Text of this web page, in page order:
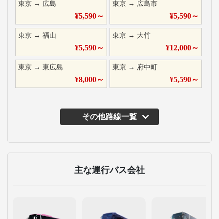
東京 → 広島
¥5,590～
東京 → 広島市
¥5,590～
東京 → 福山
¥5,590～
東京 → 大竹
¥12,000～
東京 → 東広島
¥8,000～
東京 → 府中町
¥5,590～
その他路線一覧
主な運行バス会社